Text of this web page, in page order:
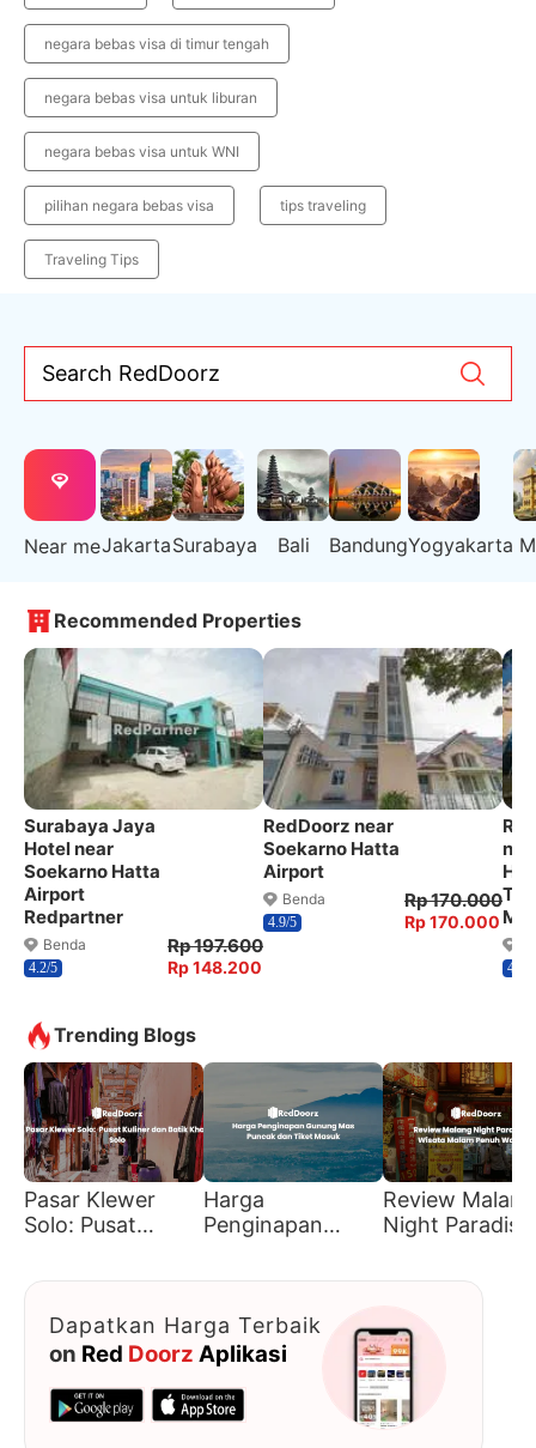
negara bebas visa di timur tengah
negara bebas visa untuk liburan
negara bebas visa untuk WNI
pilihan negara bebas visa tips traveling
Traveling Tips
Search RedDoorz
Near meJakartaSurabaya Bali BandungYogyakarta
Recommended Properties
Surabaya Jaya
Hotel near
Soekarno Hatta
Airport
Redpartner
Benda
4.2/5
Rp 197.600
Rp 148.200
RedDoorz near
Soekarno Hatta
Airport
Benda
4.9/5
Rp 170.000
Rp 170.000
4.9/5
Trending Blogs
Pasar Klewer
Solo: Pusat
Harga
Penginapan
Review Malang
Night Paradise:
Dapatkan Harga Terbaik
on Red Doorz Aplikasi